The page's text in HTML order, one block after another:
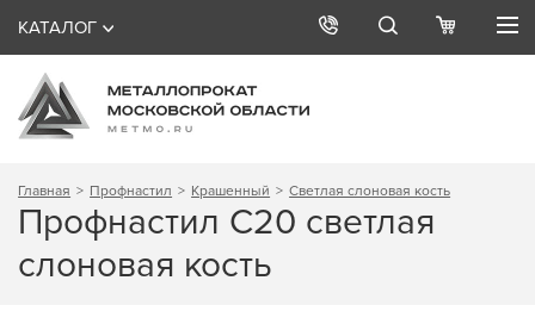
КАТАЛОГ
Главная Профнастил Крашенный Светлая слоновая кость
Профнастил С20 светлая
слоновая кость